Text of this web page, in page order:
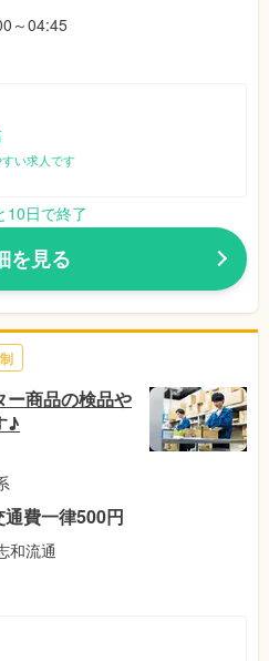
～04:45
い求人です
10日で終了
を見る
ー商品の検品や
♪
費一律500円
和流通